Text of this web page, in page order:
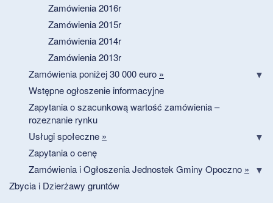
Zamówienia 2016r
Zamówienia 2015r
Zamówienia 2014r
Zamówienia 2013r
Zamówienia poniżej 30 000 euro »
Wstępne ogłoszenie informacyjne
Zapytania o szacunkową wartość zamówienia –
rozeznanie rynku
Usługi społeczne »
Zapytania o cenę
Zamówienia i Ogłoszenia Jednostek Gminy Opoczno »
Zbycia i Dzierżawy gruntów